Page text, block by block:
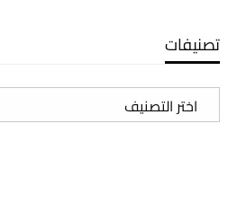
تصنيفات
تصنيفات